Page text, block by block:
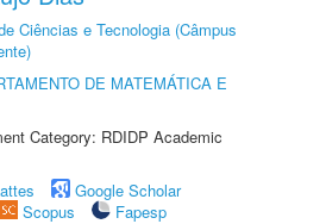
Ciências e Tecnologia (Câmpus
DE MATEMÁTICA E
Category: RDIDP Academic
Google Scholar
Scopus
Fapesp